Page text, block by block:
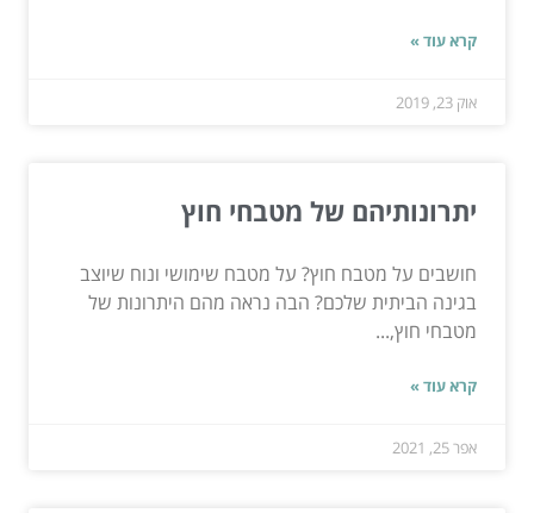
קרא עוד »
אוק 23, 2019
יתרונותיהם של מטבחי חוץ
חושבים על מטבח חוץ? על מטבח שימושי ונוח שיוצב
בגינה הביתית שלכם? הבה נראה מהם היתרונות של
מטבחי חוץ,...
קרא עוד »
אפר 25, 2021